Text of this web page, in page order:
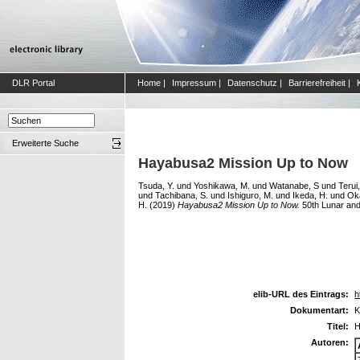
DLR Portal Home | Impressum | Datenschutz | Barrierefreiheit |
Erweiterte Suche
Hayabusa2 Mission Up to Now
Tsuda, Y. und Yoshikawa, M. und Watanabe, S und
und Tachibana, S. und Ishiguro, M. und Ikeda, H. und
H. (2019) Hayabusa2 Mission Up to Now. 50th Lunar
elib-URL des Eintrags:
Dokumentart:
Titel:
Autoren: